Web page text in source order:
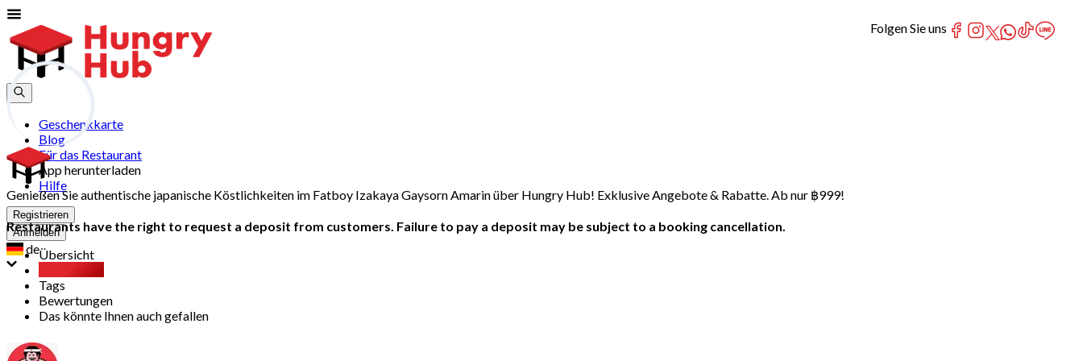
Geschenkkarte
Blog
Für das Restaurant
App herunterladen
Hilfe
Registrieren
Anmelden
de
Genießen Sie authentische japanische Köstlichkeiten im Fatboy Izakaya Gaysorn Amarin über Hungry Hub! Exklusive Angebote & Rabatte. Ab nur ฿999!
Restaurants have the right to request a deposit from customers. Failure to pay a deposit may be subject to a booking cancellation.
Übersicht
Tags
Bewertungen
Das könnte Ihnen auch gefallen
Folgen Sie uns